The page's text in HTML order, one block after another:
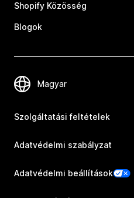
Shopify Közösség
Blogok
Szolgáltatási feltételek
Adatvédelmi szabályzat
Adatvédelmi beállítások